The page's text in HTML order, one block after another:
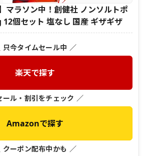
マラソン中！創健社 ノンソルトポ
12個セット 塩なし 国産 ギザギザ
只今タイムセール中 ／
楽天で探す
ール・割引をチェック ／
Amazonで探す
クーポン配布中かも ／